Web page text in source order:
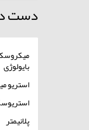
دست
بایولوژی
استریو
پلانیمتر